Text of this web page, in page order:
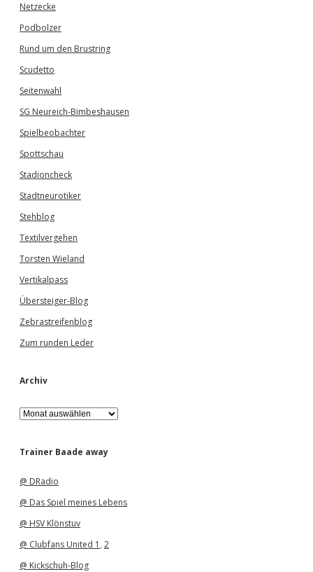
Netzecke
Podbolzer
Rund um den Brustring
Scudetto
Seitenwahl
SG Neureich-Bimbeshausen
Spielbeobachter
Spottschau
Stadioncheck
Stadtneurotiker
Stehblog
Textilvergehen
Torsten Wieland
Vertikalpass
Übersteiger-Blog
Zebrastreifenblog
Zum runden Leder
Archiv
A
r
h
Trainer Baade away
@ DRadio
@ Das Spiel meines Lebens
@ HSV Klönstuv
@ Clubfans United 1 , 2
@ Kickschuh-Blog